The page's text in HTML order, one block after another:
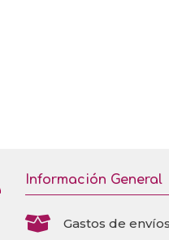
Información General
 Gastos de